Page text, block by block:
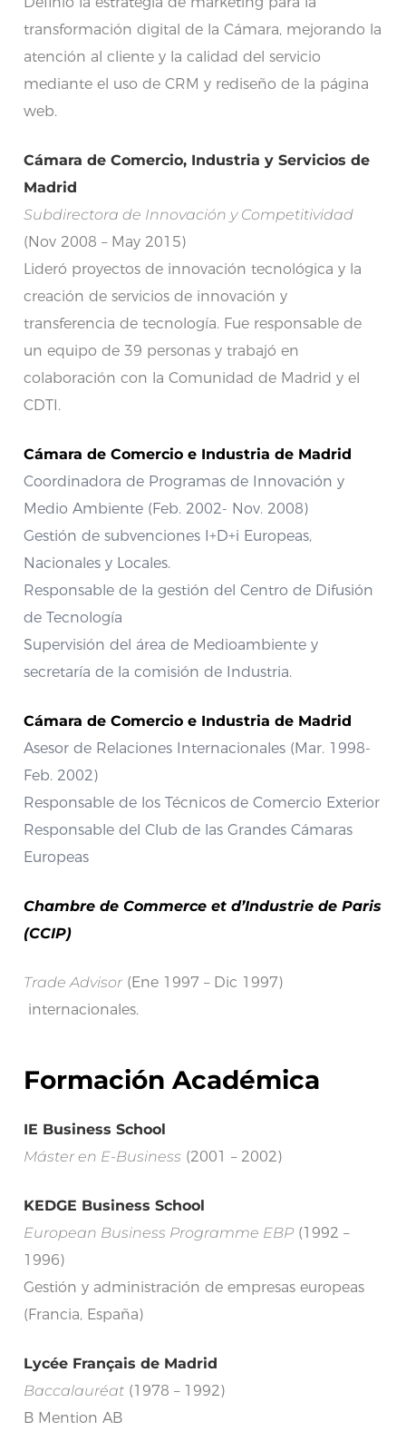
transformación digital de la Cámara, mejorando la
atención al cliente y la calidad del servicio
mediante el uso de CRM y rediseño de la página
web.
Cámara de Comercio, Industria y Servicios de
Madrid
Subdirectora de Innovación y Competitividad
(Nov 2008 – May 2015)
Lideró proyectos de innovación tecnológica y la
creación de servicios de innovación y
transferencia de tecnología. Fue responsable de
un equipo de 39 personas y trabajó en
colaboración con la Comunidad de Madrid y el
CDTI.
Cámara de Comercio e Industria de Madrid
Coordinadora de Programas de Innovación y
Medio Ambiente (Feb. 2002- Nov. 2008)
Gestión de subvenciones I+D+i Europeas,
Nacionales y Locales.
Responsable de la gestión del Centro de Difusión
de Tecnología
Supervisión del área de Medioambiente y
secretaría de la comisión de Industria.
Cámara de Comercio e Industria de Madrid
Asesor de Relaciones Internacionales (Mar. 1998-
Feb. 2002)
Responsable de los Técnicos de Comercio Exterior
Responsable del Club de las Grandes Cámaras
Europeas
Chambre de Commerce et d’Industrie de Paris
(CCIP)
Trade Advisor (Ene 1997 – Dic 1997)
internacionales.
Formación Académica
IE Business School
Máster en E-Business (2001 – 2002)
KEDGE Business School
European Business Programme EBP (1992 –
1996)
Gestión y administración de empresas europeas
(Francia, España)
Lycée Français de Madrid
Baccalauréat (1978 – 1992)
B Mention AB